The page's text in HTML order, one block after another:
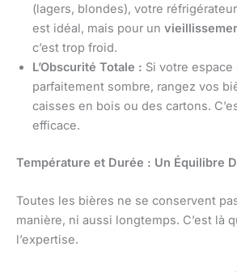
(lagers, blondes), votre
est idéal, mais pour un
c’est trop froid.
L’Obscurité Totale : Si votre espace
parfaitement sombre, rangez vos
caisses en bois ou des cartons.
efficace.
Température et Durée : Un Équilibre
Toutes les bières ne se conservent
manière, ni aussi longtemps. C’est là
l’expertise.